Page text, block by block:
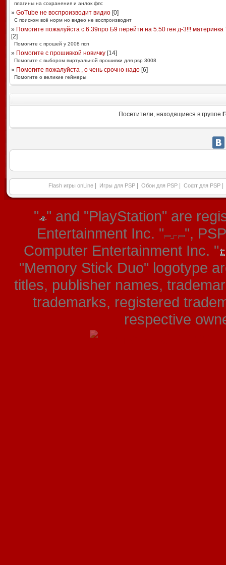
плагины на сохранения и анлок фпс
» GoTube не воспроизводит видио[0]
С поиском всё норм но видео не воспроизводит
» Помогите пожалуйста с 6.39про Б9 перейти на 5.50 ген д-3!!! материнка
[2]
Помогите с прошей у 2008 псп
» Помогите с прошивкой новичку[14]
Помогите с выбором виртуальной прошивки для psp 3008
» Помогите пожалуйста , о чень срочно надо[6]
Помогите о великие геймеры
Посетители, находящиеся в группе
Flash игры onLine Игры для PSP Обои для PSP Софт для PSP
" " and "PlayStation" are
Entertainment Inc. "
",
Computer Entertainment Inc. "
"Memory Stick Duo" logotype
titles, publisher names,
trademarks, registered
respective